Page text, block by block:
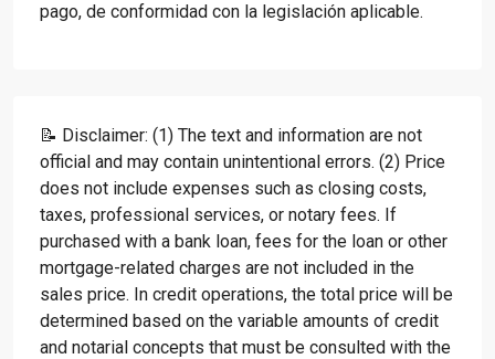
pago, de conformidad con la legislación aplicable.
📝 Disclaimer: (1) The text and information are not
official and may contain unintentional errors. (2) Price
does not include expenses such as closing costs,
taxes, professional services, or notary fees. If
purchased with a bank loan, fees for the loan or other
mortgage-related charges are not included in the
sales price. In credit operations, the total price will be
determined based on the variable amounts of credit
and notarial concepts that must be consulted with the